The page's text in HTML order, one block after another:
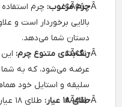
چرم مرغوب: چرم
بالایی برخوردار است و
دستان شما می‌دهد.
رنگ‌بندی متنوع چرم:
عرضه می‌شود، که به شما
سلیقه و استایل خود
طلای ۱۸ عیار: